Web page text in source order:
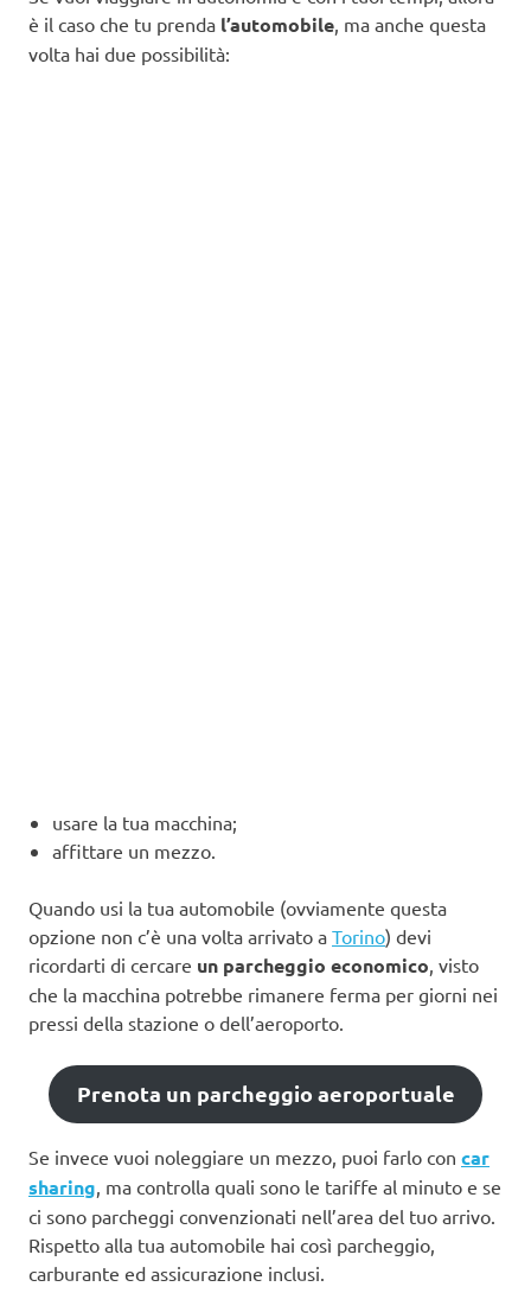
è il caso che tu prenda l’automobile , ma anche questa
volta hai due possibilità:
usare la tua macchina;
affittare un mezzo.
Quando usi la tua automobile (ovviamente questa
opzione non c’è una volta arrivato a Torino) devi
ricordarti di cercare un parcheggio economico , visto
che la macchina potrebbe rimanere ferma per giorni nei
pressi della stazione o dell’aeroporto.
Prenota un parcheggio aeroportuale
Se invece vuoi noleggiare un mezzo, puoi farlo con car
sharing, ma controlla quali sono le tariffe al minuto e se
ci sono parcheggi convenzionati nell’area del tuo arrivo.
Rispetto alla tua automobile hai così parcheggio,
carburante ed assicurazione inclusi.